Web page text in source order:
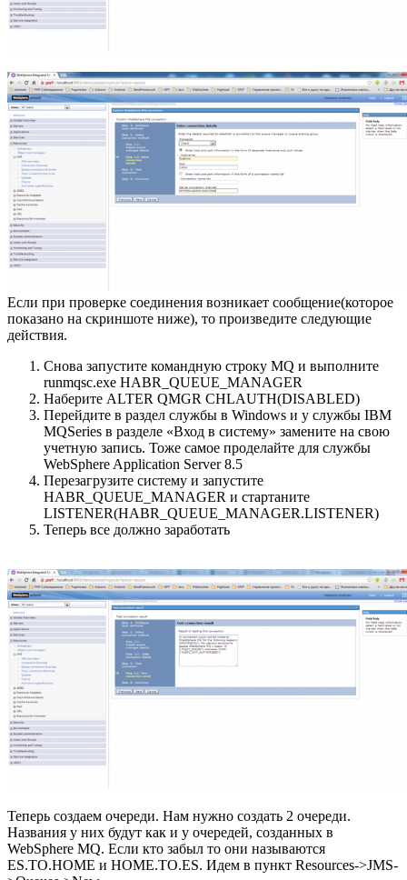
Если при проверке соединения возникает сообщение(которое
показано на скриншоте ниже), то произведите следующие
действия.
Снова запустите командную строку MQ и выполните
runmqsc.exe HABR_QUEUE_MANAGER
Наберите ALTER QMGR CHLAUTH(DISABLED)
Перейдите в раздел службы в Windows и у службы IBM
MQSeries в разделе «Вход в систему» замените на свою
учетную запись. Тоже самое проделайте для службы
WebSphere Application Server 8.5
Перезагрузите систему и запустите
HABR_QUEUE_MANAGER и стартаните
LISTENER(HABR_QUEUE_MANAGER.LISTENER)
Теперь все должно заработать
Теперь создаем очереди. Нам нужно создать 2 очереди.
Названия у них будут как и у очередей, созданных в
WebSphere MQ. Если кто забыл то они называются
ES.TO.HOME и HOME.TO.ES. Идем в пункт Resources->JMS-